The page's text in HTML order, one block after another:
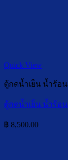
Quick View
ตู้กดน้ำเย็น น้ำร้อน
ตู้กดน้ำเย็น น้ำร้อน
฿ 8,500.00